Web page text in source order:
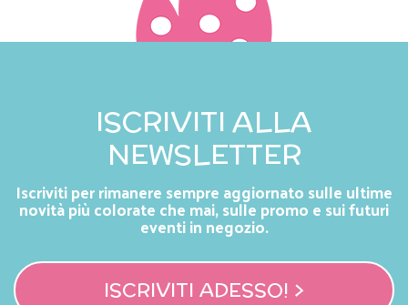
ISCRIVITI ALLA
NEWSLETTER
Iscriviti per rimanere sempre aggiornato sulle ultime
novità più colorate che mai, sulle promo e sui futuri
eventi in negozio.
ISCRIVITI ADESSO! >